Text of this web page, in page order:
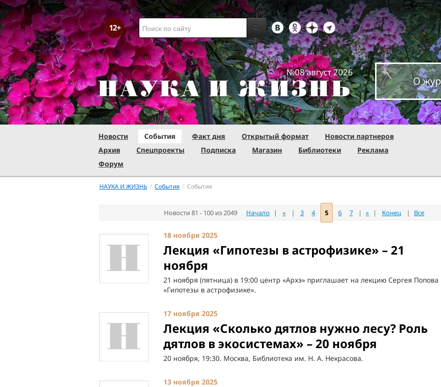
№08 август 2026
О
Новости События Факт дня Открытый формат
Новости партнеров
Архив
Спецпроекты Подписка Магазин Библиотеки
Реклама
Форум
НАУКА И ЖИЗНЬ / События / События
Новости 81 - 100 из 2049 Начало | « | 3 4 5 6 7 | » | Конец | Все
18 ноября 2025
Лекция «Гипотезы в астрофизике» – 21
ноября
21 ноября (пятница) в 19:00 центр «Архэ» приглашает на лекцию Сергея Попова
«Гипотезы в астрофизике».
17 ноября 2025
Лекция «Сколько дятлов нужно лесу? Роль
дятлов в экосистемах» – 20 ноября
20 ноября, 19:30. Москва, Библиотека им. Н. А. Некрасова.
13 ноября 2025